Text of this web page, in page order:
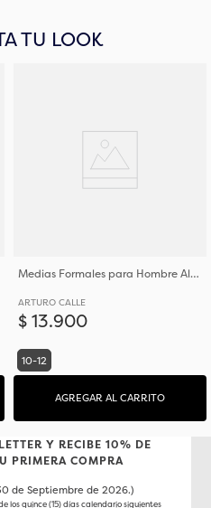
TU LOOK
Medias Formales para Hombre Algodón y Poliéster
ARTURO CALLE
$ 13.900
10-12
AGREGAR AL CARRITO
Y RECIBE 10% DE
PRIMERA COMPRA
de Septiembre de 2026.)
los quince (15) días calendario siguientes